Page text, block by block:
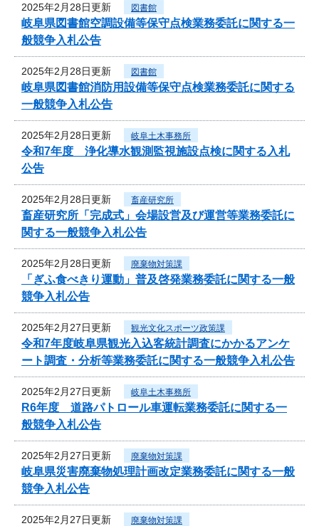
2025年2月28日更新 図書館
岐阜県図書館空調設備等保守点検業務委託に関する一
般競争入札公告
2025年2月28日更新 図書館
岐阜県図書館消防用設備等保守点検業務委託に関する
一般競争入札公告
2025年2月28日更新 岐阜土木事務所
令和7年度 浄化導水観測監視施設点検に関する入札
公告
2025年2月28日更新 畜産研究所
畜産研究所「完成式」会場設営及び運営等業務委託に
関する一般競争入札公告
2025年2月28日更新 廃棄物対策課
「ぎふ食べきり運動」普及啓発業務委託に関する一般
競争入札公告
2025年2月27日更新 観光文化スポーツ政策課
令和7年度岐阜県観光入込客統計調査にかかるアンケ
ート調査・分析等業務委託に関する一般競争入札公告
2025年2月27日更新 岐阜土木事務所
R6年度 道路パトロール車運転業務委託に関する一
般競争入札公告
2025年2月27日更新 廃棄物対策課
岐阜県災害廃棄物処理計画改定業務委託に関する一般
競争入札公告
2025年2月27日更新 廃棄物対策課